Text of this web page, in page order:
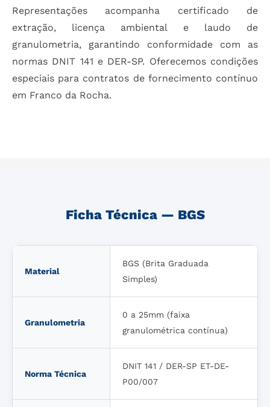
Representações acompanha certificado de
extração, licença ambiental e laudo de
granulometria, garantindo conformidade com as
normas DNIT 141 e DER-SP. Oferecemos condições
especiais para contratos de fornecimento contínuo
em Franco da Rocha.
Ficha Técnica — BGS
Material
BGS (Brita Graduada
Simples)
Granulometria
0 a 25mm (faixa
granulométrica contínua)
Norma Técnica
DNIT 141 / DER-SP ET-DE-
P00/007